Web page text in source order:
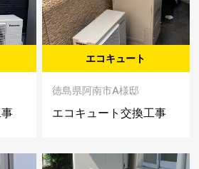
エコキュート
徳島県阿南市A様邸
エコキュート交換工事